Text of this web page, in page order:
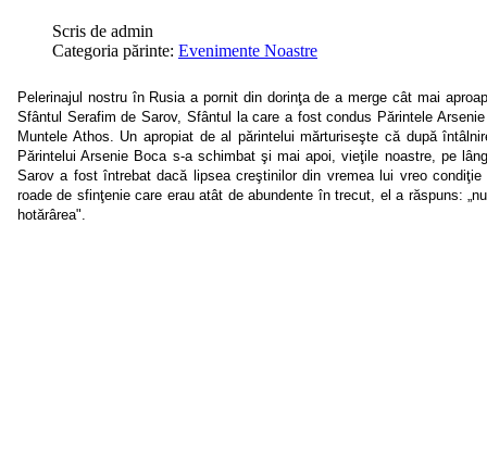
Scris de admin
Categoria părinte: Evenimente Noastre
Pelerinajul nostru în Rusia a pornit din dorinţa de a merge cât mai
Sfântul Serafim de Sarov, Sfântul la care a fost condus Părintele
Muntele Athos. Un apropiat de al părintelui mărturiseşte că după
Părintelui Arsenie Boca s-a schimbat şi mai apoi, vieţile noastre, pe
Sarov a fost întrebat dacă lipsea creştinilor din vremea lui vreo
roade de sfinţenie care erau atât de abundente în trecut, el a răspuns:
hotărârea".